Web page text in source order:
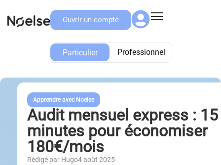
Ouvrir un compte
Particulier Professionnel
Particulier
Apprendre avec Noelse
Audit mensuel express : 15
minutes pour économiser
180€/mois
Rédigé par Hugo4 août 2025